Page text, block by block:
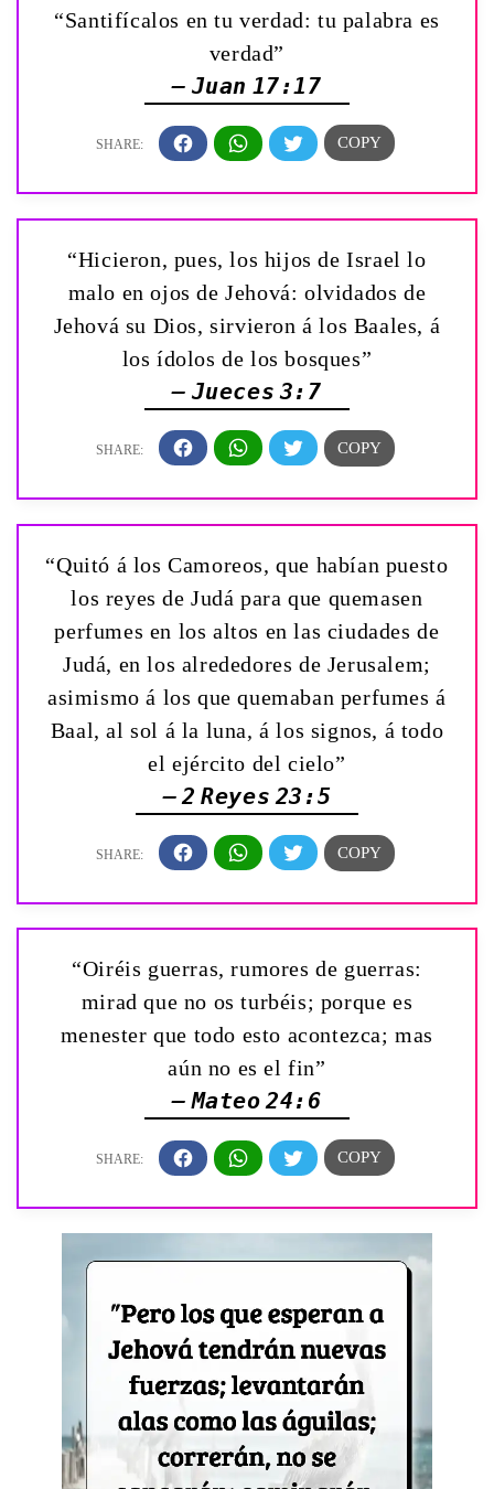
“Santifícalos en tu verdad: tu palabra es
verdad”
— Juan 17:17
“Hicieron, pues, los hijos de Israel lo
malo en ojos de Jehová: olvidados de
Jehová su Dios, sirvieron á los Baales, á
los ídolos de los bosques”
— Jueces 3:7
“Quitó á los Camoreos, que habían puesto
los reyes de Judá para que quemasen
perfumes en los altos en las ciudades de
Judá, en los alrededores de Jerusalem;
asimismo á los que quemaban perfumes á
Baal, al sol á la luna, á los signos, á todo
el ejército del cielo”
— 2 Reyes 23:5
“Oiréis guerras, rumores de guerras:
mirad que no os turbéis; porque es
menester que todo esto acontezca; mas
aún no es el fin”
— Mateo 24:6